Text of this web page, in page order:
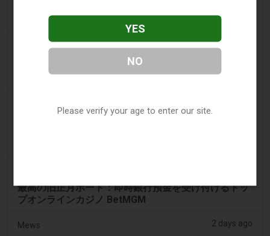
Casino Plus、8か月でP3億円投資マイルストーン達成
SBS Australia 2 days ago
エスコートと違法薬物：上院調査がギャンブル中毒者
を引き留めるための驚くべき誘因を聞く
最高の旧正月ポート：即時銀行預金を受け付けるトッ
プオンラインカジノ BetMGM
Mews 2 days ago
YES
NO
Please verify your age to enter our site.